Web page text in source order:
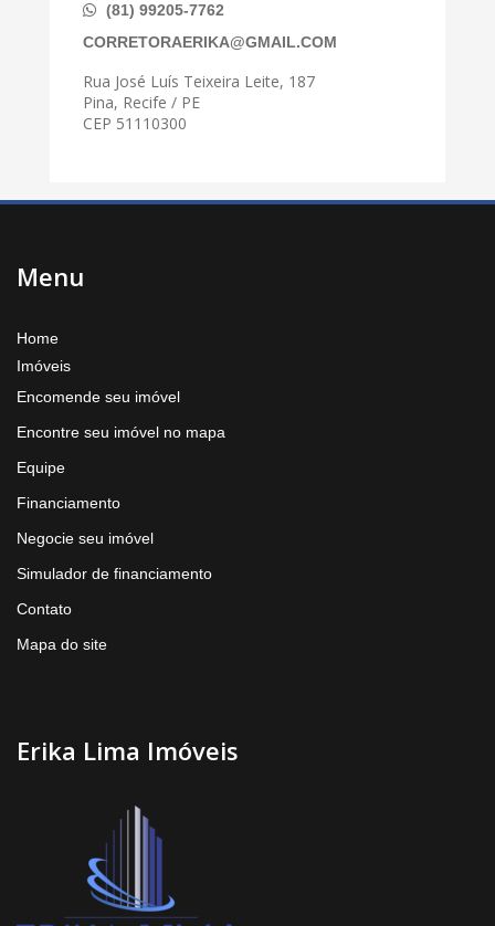
(81) 99205-7762
CORRETORAERIKA@GMAIL.COM
Rua José Luís Teixeira Leite, 187
Pina, Recife / PE
CEP 51110300
Menu
Home
Imóveis
Encomende seu imóvel
Encontre seu imóvel no mapa
Equipe
Financiamento
Negocie seu imóvel
Simulador de financiamento
Contato
Mapa do site
Erika Lima Imóveis